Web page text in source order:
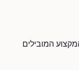
המובילים